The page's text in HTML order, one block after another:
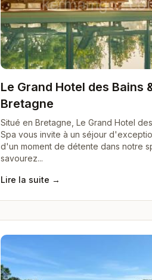
Le Grand Hotel des Bains
Bretagne
Situé en Bretagne, Le Grand Hotel
Spa vous invite à un séjour
d'un moment de détente dans notre
savourez...
Lire la suite →